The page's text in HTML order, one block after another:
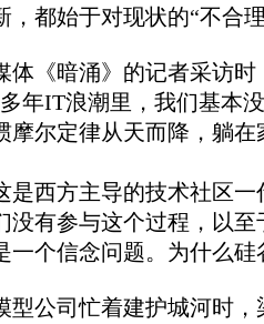
，都始于对现状的“不合理
体《暗涌》的记者采访时
年IT浪潮里，我们基本
摩尔定律从天而降，躺
是西方主导的技术社区
没有参与这个过程，以至
一个信念问题。为什么
型公司忙着建护城河时，